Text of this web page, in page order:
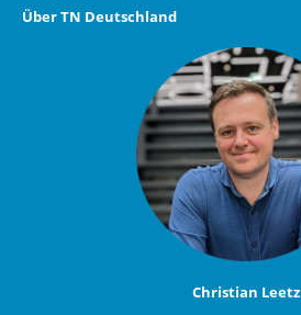
Über TN Deutschland
Christian Leetz